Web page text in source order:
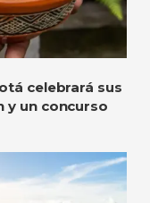
celebrará sus
y un concurso